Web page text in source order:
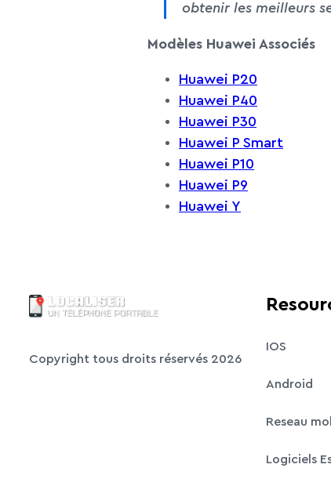
obtenir les meilleurs
Modèles Huawei Associés
Huawei P20
Huawei P40
Huawei P30
Huawei P Smart
Huawei P10
Huawei P9
Huawei Y
Copyright tous droits réservés 2026
IOS
Android
Reseau
Logiciels